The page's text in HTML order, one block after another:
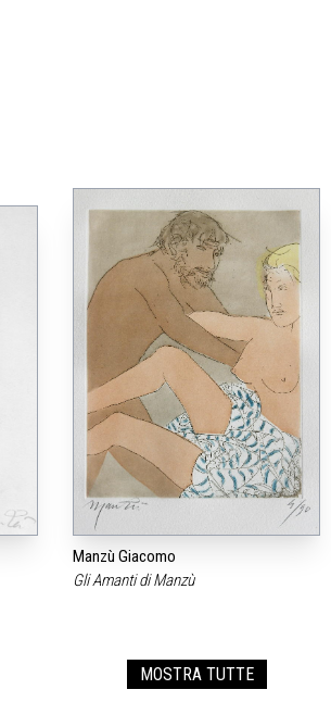
Manzù Giacomo
Gli Amanti di Manzù
MOSTRA TUTTE